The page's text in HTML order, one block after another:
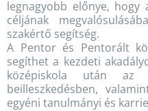
legnagyobb előnye,
céljának
szakértő segítség.
A Pentor és Pentorált
segíthet a kezdeti
középiskola után az
beilleszkedésben,
egyéni tanulmányi és